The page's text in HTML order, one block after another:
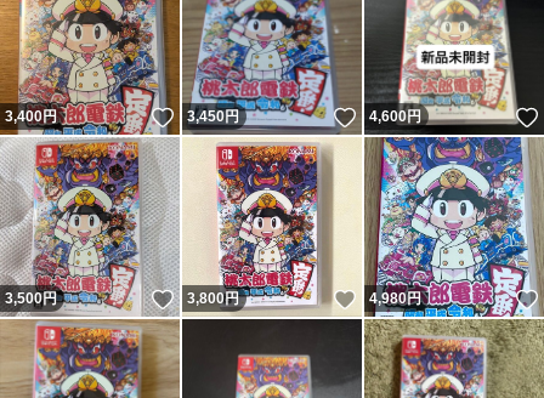
3,400円 いいね！
3,450円 いいね！
4,600円
3,500円 いいね！
3,800円 いいね！
4,980円